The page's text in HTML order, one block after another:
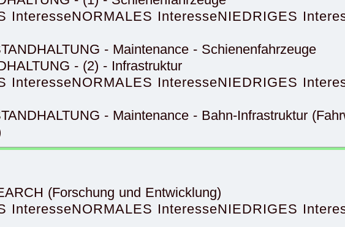
InteresseNORMALES InteresseNIEDRIGES
- Maintenance - Schienenfahrzeuge
- (2) - Infrastruktur
InteresseNORMALES InteresseNIEDRIGES
- Maintenance - Bahn-Infrastruktur
(Forschung und Entwicklung)
InteresseNORMALES InteresseNIEDRIGES